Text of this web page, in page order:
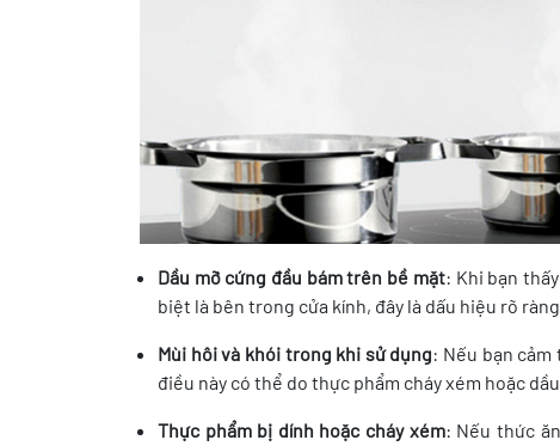
Dầu mỡ cứng đầu bám trên bề mặt: Khi bạn
biệt là bên trong cửa kính, đây là dấu hiệu rõ
Mùi hôi và khói trong khi sử dụng: Nếu bạn
điều này có thể do thực phẩm cháy xém hoặc
Thực phẩm bị dính hoặc cháy xém: Nếu thức